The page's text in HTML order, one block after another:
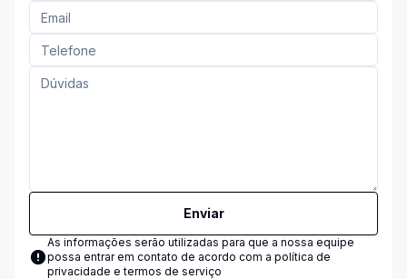
Enviar
As informações serão utilizadas para que a nossa equipe
possa entrar em contato de acordo com a política de
privacidade e termos de serviço